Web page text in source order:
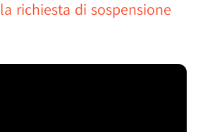
la richiesta di sospensione